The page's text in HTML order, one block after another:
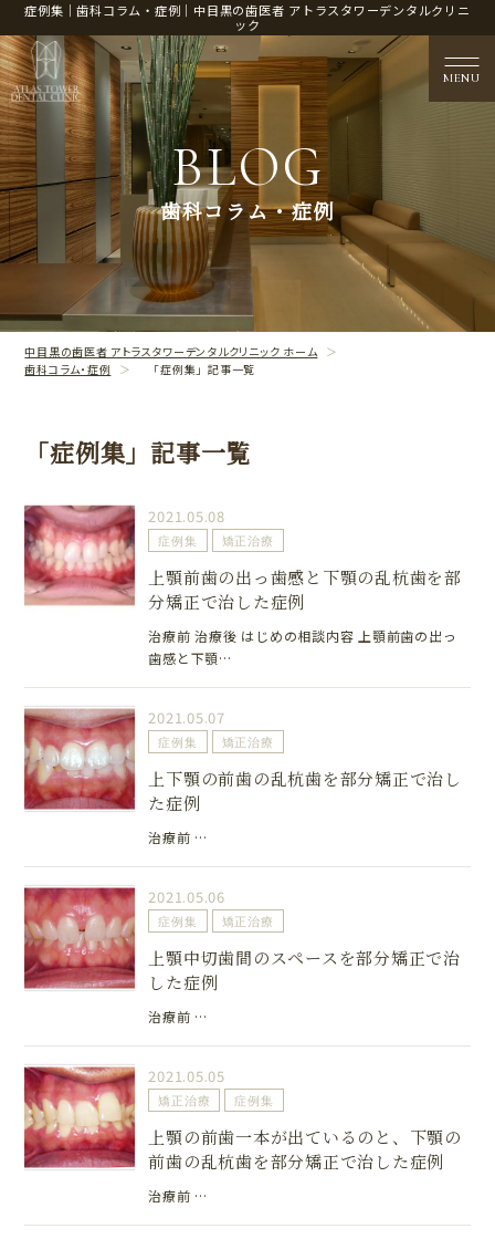
症例集｜歯科コラム・症例｜中目黒の歯医者 アトラスタワーデンタルクリニ
ック
MENU
医院概要
CLINIC CONTENTS
治療案内
TREATMENT CONTENTS
BLOG
歯科コラム・症例
中目黒の歯医者 アトラスタワーデンタルクリニック ホーム
歯科コラム・症例
「症例集」記事一覧
「症例集」記事一覧
2021.05.08
症例集 矯正治療
上顎前歯の出っ歯感と下顎の乱杭歯を部
分矯正で治した症例
治療前 治療後 はじめの相談内容 上顎前歯の出っ
歯感と下顎…
2021.05.07
症例集 矯正治療
上下顎の前歯の乱杭歯を部分矯正で治し
た症例
治療前 …
2021.05.06
症例集 矯正治療
上顎中切歯間のスペースを部分矯正で治
した症例
治療前 …
2021.05.05
矯正治療 症例集
上顎の前歯一本が出ているのと、下顎の
前歯の乱杭歯を部分矯正で治した症例
治療前 …